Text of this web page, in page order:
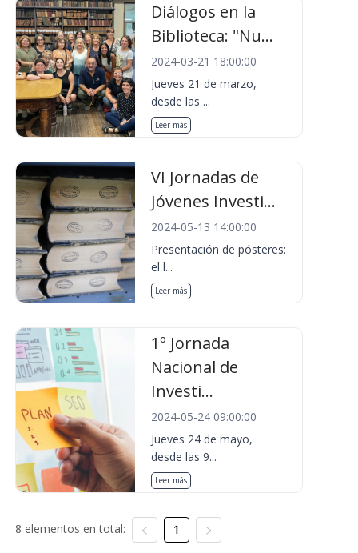
Diálogos en la
Biblioteca: "Nu...
2024-03-21 18:00:00
Jueves 21 de marzo,
desde las ...
Leer más
VI Jornadas de
Jóvenes Investi...
2024-05-13 14:00:00
Presentación de pósteres:
el l...
Leer más
1º Jornada
Nacional de
Investi...
2024-05-24 09:00:00
Jueves 24 de mayo,
desde las 9...
Leer más
8 elementos en total: 1